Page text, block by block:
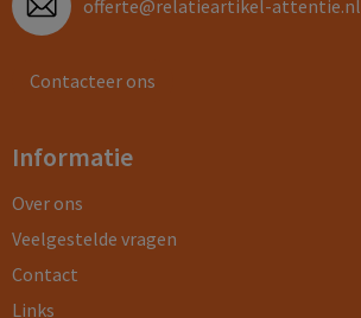
offerte@relatieartikel-attentie.nl
Contacteer ons
Informatie
Over ons
Veelgestelde vragen
Contact
Links